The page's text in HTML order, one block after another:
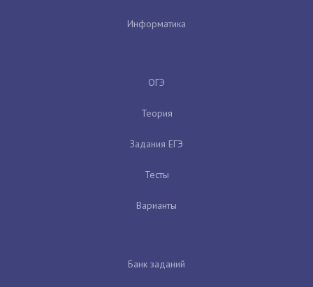
Информатика
ОГЭ
Теория
Задания ЕГЭ
Тесты
Варианты
Банк заданий